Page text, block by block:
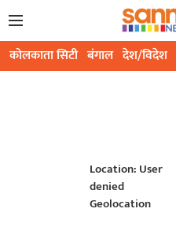
कोलकाता सिटी बंगाल देश/विदेश
Location: User
denied
Geolocation